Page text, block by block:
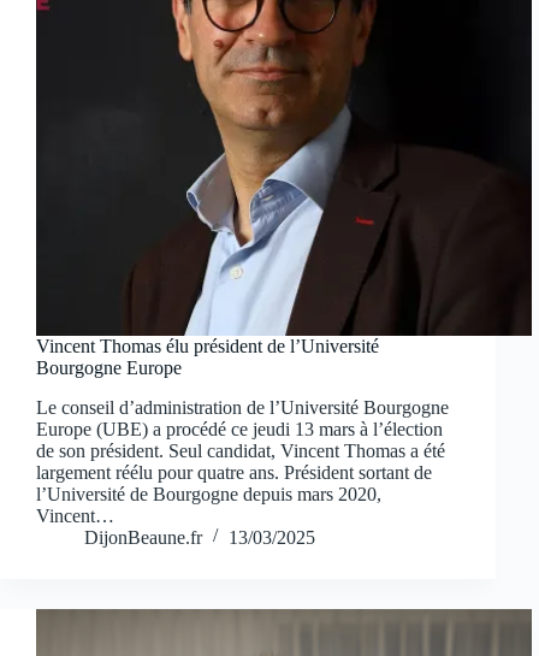
Vincent Thomas élu président de l’Université
Bourgogne Europe
Le conseil d’administration de l’Université Bourgogne
Europe (UBE) a procédé ce jeudi 13 mars à l’élection
de son président. Seul candidat, Vincent Thomas a été
largement réélu pour quatre ans. Président sortant de
l’Université de Bourgogne depuis mars 2020,
Vincent…
DijonBeaune.fr
13/03/2025